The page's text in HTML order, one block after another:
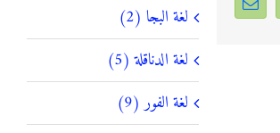
Email
لغة البجا (2)
لغة الدناقلة (5)
لغة الفور (9)